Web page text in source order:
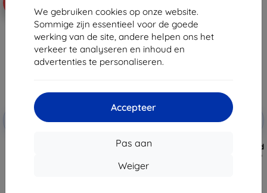
We gebruiken cookies op onze website.
Sommige zijn essentieel voor de goede
werking van de site, andere helpen ons het
verkeer te analyseren en inhoud en
advertenties te personaliseren.
Accepteer
Pas aan
Weiger
met
EXTRA10
Tactical Glass Shield 2.5D voor
-10%
met
EXTRA10
3mk HardGlass Max Black Gehard
glas voor Xiaomi 15T 5G/ 15T Pro